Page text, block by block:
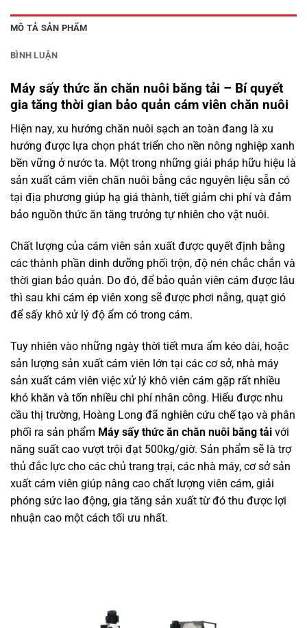
MÔ TẢ SẢN PHẨM
BÌNH LUẬN
Máy sấy thức ăn chăn nuôi băng tải – Bí quyết
gia tăng thời gian bảo quản cám viên chăn nuôi
Hiện nay, xu hướng chăn nuôi sạch an toàn đang là xu
hướng được lựa chọn phát triển cho nền nông nghiệp xanh
bền vững ở nước ta. Một trong những giải pháp hữu hiệu là
sản xuất cám viên chăn nuôi bằng các nguyên liệu sẵn có
tại địa phương giúp hạ giá thành, tiết giảm chi phí và đảm
bảo nguồn thức ăn tăng trưởng tự nhiên cho vật nuôi.
Chất lượng của cám viên sản xuất được quyết định bằng
các thành phần dinh dưỡng phối trộn, độ nén chắc chắn và
thời gian bảo quản. Do đó, để bảo quản viên cám được lâu
thì sau khi cám ép viên xong sẽ được phơi nắng, quạt gió
để sấy khô xử lý độ ẩm có trong cám.
Tuy nhiên vào những ngày thời tiết mưa ẩm kéo dài, hoặc
sản lượng sản xuất cám viên lớn tại các cơ sở, nhà máy
sản xuất cám viên việc xử lý khô viên cám gặp rất nhiều
khó khăn và tốn nhiều chi phí nhân công. Hiểu được nhu
cầu thị trường, Hoàng Long đã nghiên cứu chế tạo và phân
phối ra sản phẩm Máy sấy thức ăn chăn nuôi băng tải với
năng suất cao vượt trội đạt 500kg/giờ. Sản phẩm sẽ là trợ
thủ đắc lực cho các chủ trang trại, các nhà máy, cơ sở sản
xuất cám viên giúp nâng cao chất lượng viên cám, giải
phóng sức lao động, gia tăng sản xuất từ đó thu được lợi
nhuận cao một cách tối ưu nhất.